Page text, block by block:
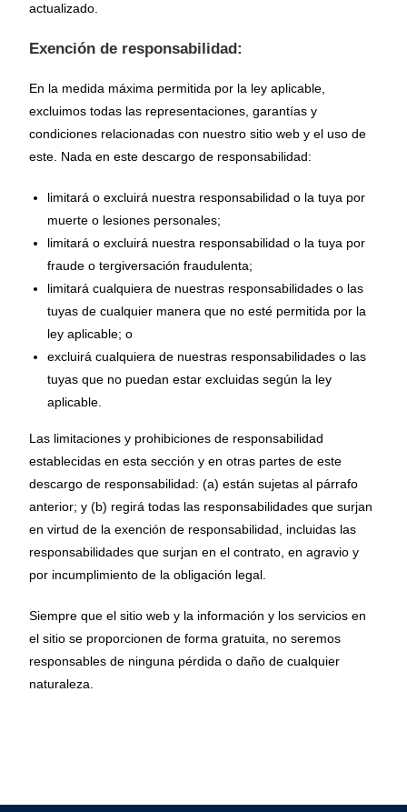
actualizado.
Exención de responsabilidad:
En la medida máxima permitida por la ley aplicable,
excluimos todas las representaciones, garantías y
condiciones relacionadas con nuestro sitio web y el uso de
este. Nada en este descargo de responsabilidad:
limitará o excluirá nuestra responsabilidad o la tuya por
muerte o lesiones personales;
limitará o excluirá nuestra responsabilidad o la tuya por
fraude o tergiversación fraudulenta;
limitará cualquiera de nuestras responsabilidades o las
tuyas de cualquier manera que no esté permitida por la
ley aplicable; o
excluirá cualquiera de nuestras responsabilidades o las
tuyas que no puedan estar excluidas según la ley
aplicable.
Las limitaciones y prohibiciones de responsabilidad
establecidas en esta sección y en otras partes de este
descargo de responsabilidad: (a) están sujetas al párrafo
anterior; y (b) regirá todas las responsabilidades que surjan
en virtud de la exención de responsabilidad, incluidas las
responsabilidades que surjan en el contrato, en agravio y
por incumplimiento de la obligación legal.
Siempre que el sitio web y la información y los servicios en
el sitio se proporcionen de forma gratuita, no seremos
responsables de ninguna pérdida o daño de cualquier
naturaleza.